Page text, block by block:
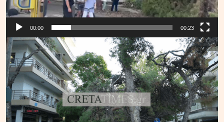
00:00 00:23